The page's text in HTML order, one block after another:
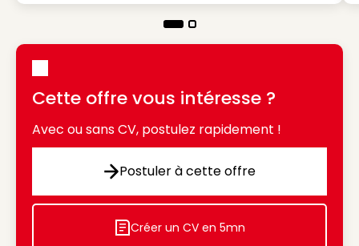
Cette offre vous intéresse ?
Avec ou sans CV, postulez rapidement !
Postuler à cette offre
Postuler à cette offre
Icon decorative
Créer un CV en 5mn